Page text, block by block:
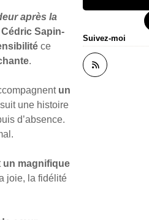
après la
Cédric Sapin-
ce
.
un
une histoire
d’absence.
un magnifique
joie, la fidélité
Suivez-moi